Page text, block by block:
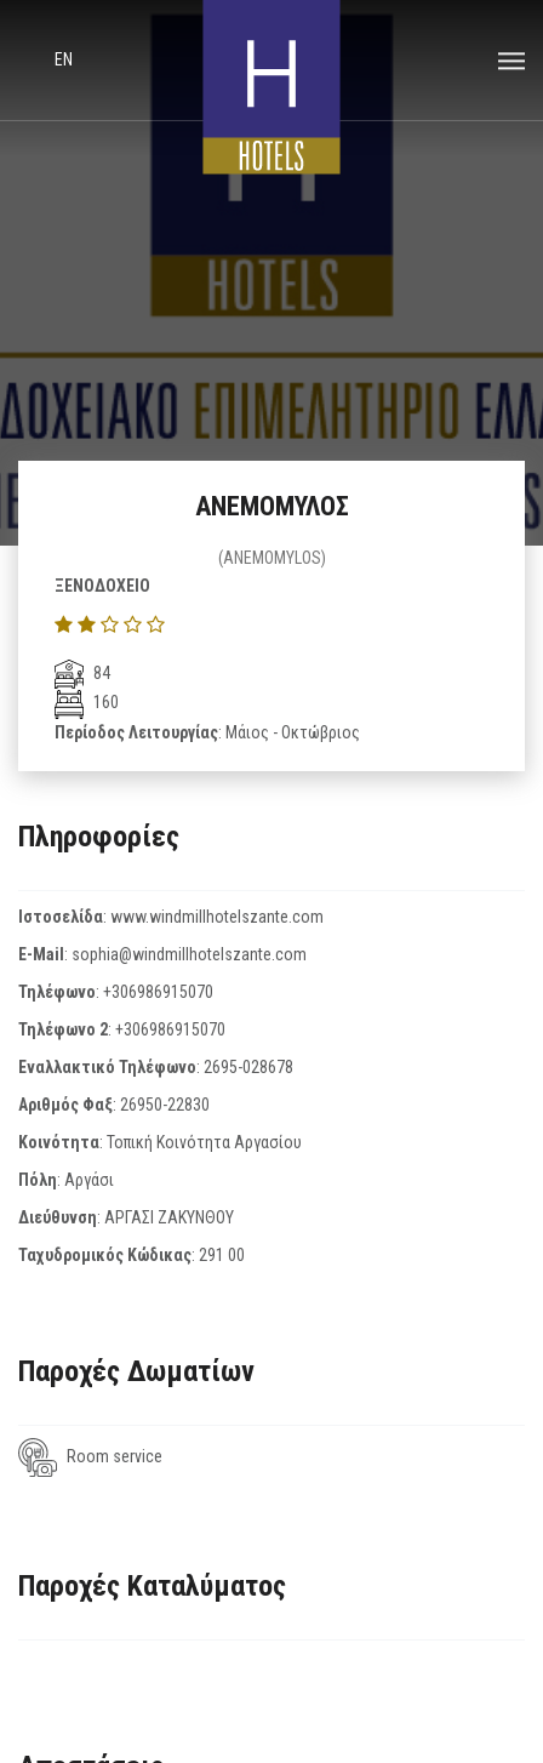
EN
ΑΝΕΜΟΜΥΛΟΣ
(ANEMOMYLOS)
ΞΕΝΟΔΟΧΕΙΟ
84
160
Περίοδος Λειτουργίας: Μάιος - Οκτώβριος
Πληροφορίες
Ιστοσελίδα: www.windmillhotelszante.com
E-Mail: sophia@windmillhotelszante.com
Τηλέφωνο: +306986915070
Τηλέφωνο 2: +306986915070
Εναλλακτικό Τηλέφωνο: 2695-028678
Αριθμός Φαξ: 26950-22830
Κοινότητα: Τοπική Κοινότητα Αργασίου
Πόλη: Αργάσι
Διεύθυνση: ΑΡΓΑΣΙ ΖΑΚΥΝΘΟΥ
Ταχυδρομικός Κώδικας: 291 00
Παροχές Δωματίων
Room service
Παροχές Καταλύματος